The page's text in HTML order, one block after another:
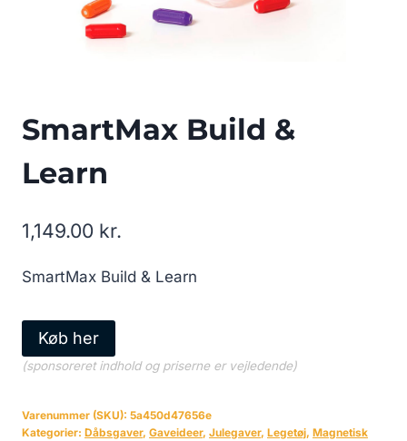
SmartMax Build &
Learn
1,149.00 kr.
SmartMax Build & Learn
Køb her
(sponsoreret indhold og priserne er vejledende)
Varenummer (SKU): 5a450d47656e
Kategorier: Dåbsgaver, Gaveideer, Julegaver, Legetøj, Magnetisk